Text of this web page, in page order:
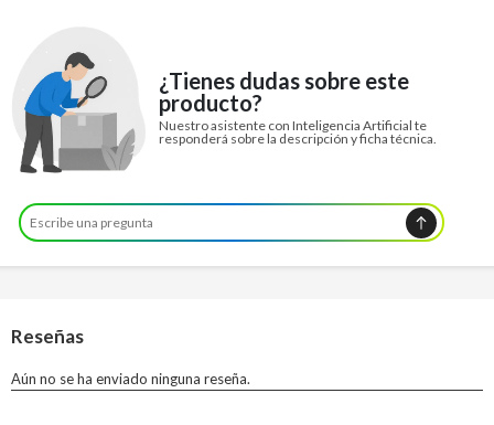
¿Tienes dudas sobre este
producto?
Nuestro asistente con Inteligencia Artificial te
responderá sobre la descripción y ficha técnica.